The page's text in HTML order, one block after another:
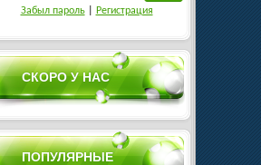
Забыл пароль| Регистрация
СКОРО У НАС
ПОПУЛЯРНЫЕ